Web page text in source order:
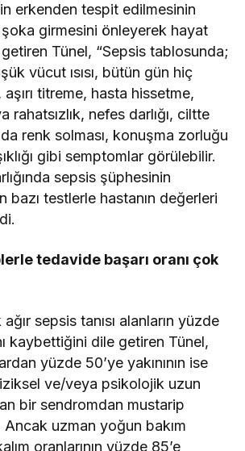
erkenden tespit edilmesinin
girmesini önleyerek hayat
getiren Tünel, “Sepsis tablosunda;
vücut ısısı, bütün gün hiç
aşırı titreme, hasta hissetme,
rahatsızlık, nefes darlığı, ciltte
renk solması, konuşma zorluğu
gibi semptomlar görülebilir.
sepsis şüphesinin
bazı testlerle hastanın değerleri
tedavide başarı oranı çok
sepsis tanısı alanların yüzde
kaybettiğini dile getiren Tünel,
yüzde 50’ye yakınının ise
ve/veya psikolojik uzun
bir sendromdan mustarip
uzman yoğun bakım
oranlarının yüzde 85’e